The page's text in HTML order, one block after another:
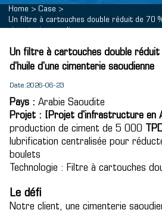
Home > Case >
Un filtre à cartouches double réduit de 70
cimenterie saoudienne
Un filtre à cartouches double
d’huile d’une cimenterie saoudienne
Date:2026-06-23
Pays : Arabie Saoudite
Projet : [Projet d'infrastructure en
production de ciment de 5 000
lubrification centralisée pour
boulets
Technologie : Filtre à cartouches
Le défi
Notre client, une cimenterie